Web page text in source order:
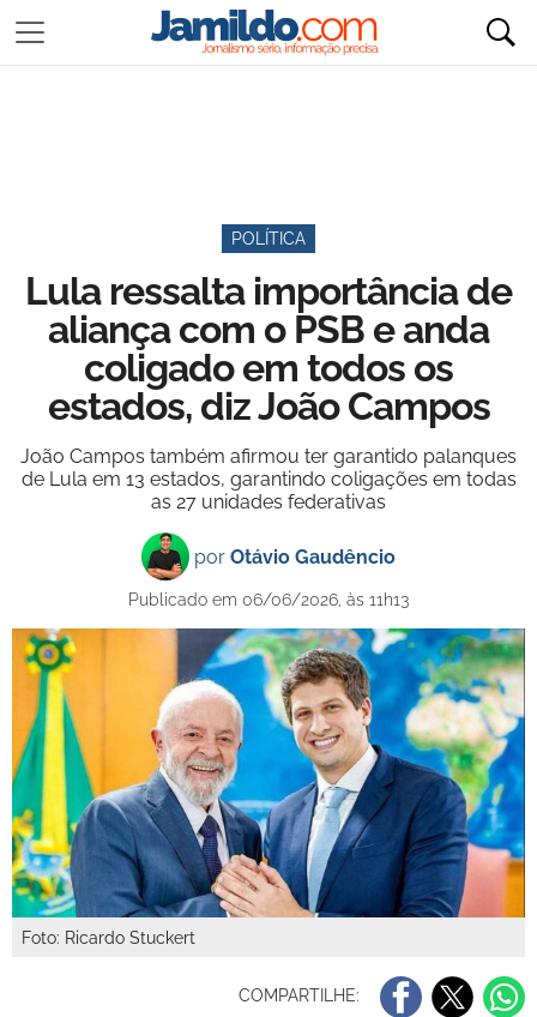
POLÍTICA
Lula ressalta importância de
aliança com o PSB e anda
coligado em todos os
estados, diz João Campos
João Campos também afirmou ter garantido palanques
de Lula em 13 estados, garantindo coligações em todas
as 27 unidades federativas
por Otávio Gaudêncio
Publicado em 06/06/2026, às 11h13
Foto: Ricardo Stuckert
COMPARTILHE: